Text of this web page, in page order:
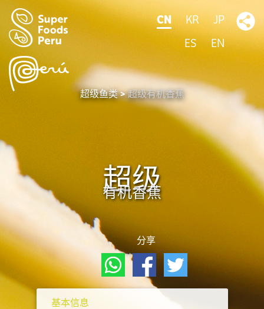
CN KR
JP
ES
EN
超级鱼类 超级有机香蕉
超级
有机香蕉
分享
基本信息